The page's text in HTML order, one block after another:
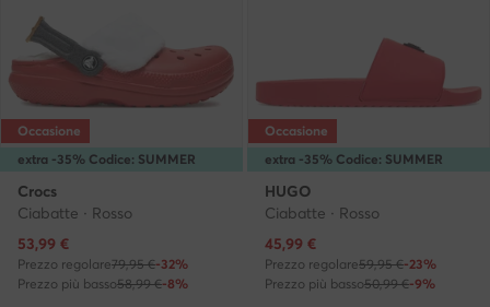
extra -35% Codice: SUMMER
Occasione
Crocs
Ciabatte · Rosso
Prezzo attuale
53,99 €
Prezzo regolare79,95 €-32%
Prezzo più basso58,99 €-8%
extra -35% Codice: SUMMER
Occasione
HUGO
Ciabatte · Rosso
Prezzo attuale
45,99 €
Prezzo regolare59,95 €-23%
Prezzo più basso50,99 €-9%